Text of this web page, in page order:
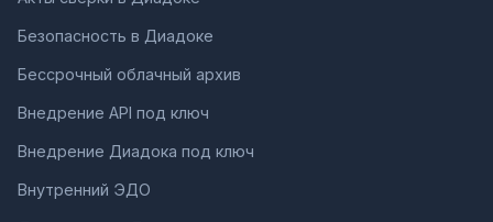
Безопасность в Диадоке
Бессрочный облачный архив
Внедрение API под ключ
Внедрение Диадока под ключ
Внутренний ЭДО